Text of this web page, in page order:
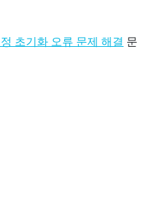
초기화 오류 문제 해결 문